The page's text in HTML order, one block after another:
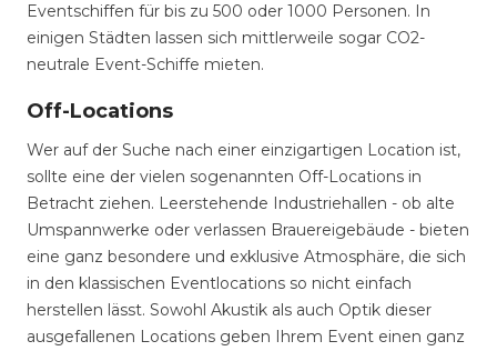
Eventschiffen für bis zu 500 oder 1000 Personen. In
einigen Städten lassen sich mittlerweile sogar CO2-
neutrale Event-Schiffe mieten.
Off-Locations
Wer auf der Suche nach einer einzigartigen Location ist,
sollte eine der vielen sogenannten Off-Locations in
Betracht ziehen. Leerstehende Industriehallen - ob alte
Umspannwerke oder verlassen Brauereigebäude - bieten
eine ganz besondere und exklusive Atmosphäre, die sich
in den klassischen Eventlocations so nicht einfach
herstellen lässt. Sowohl Akustik als auch Optik dieser
ausgefallenen Locations geben Ihrem Event einen ganz